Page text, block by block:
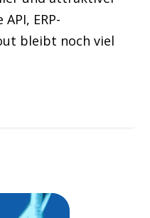
ERP-
bleibt noch viel